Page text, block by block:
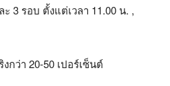
3 รอบ ตั้งแต่เวลา 11.00 น. ,
กว่า 20-50 เปอร์เซ็นต์